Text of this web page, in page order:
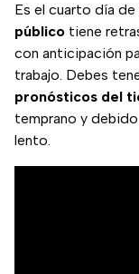
Es el cuarto día de
público tiene
con anticipación
trabajo. Debes
pronósticos del
temprano y
lento.